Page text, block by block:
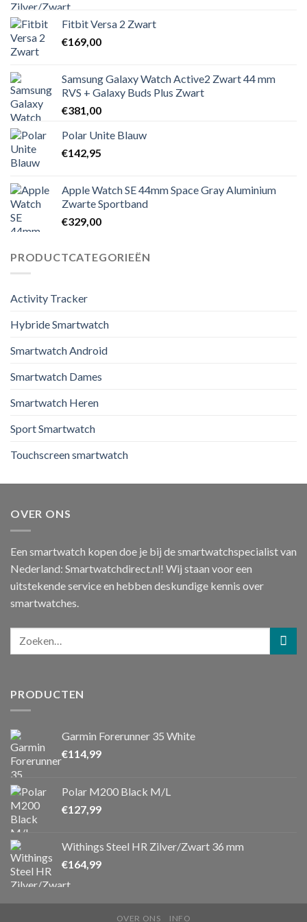
Fitbit Versa 2 Zwart
€169,00
Samsung Galaxy Watch Active2 Zwart 44 mm
RVS + Galaxy Buds Plus Zwart
€381,00
Polar Unite Blauw
€142,95
Apple Watch SE 44mm Space Gray Aluminium
Zwarte Sportband
€329,00
PRODUCTCATEGORIEËN
Activity Tracker
Hybride Smartwatch
Smartwatch Android
Smartwatch Dames
Smartwatch Heren
Sport Smartwatch
Touchscreen smartwatch
OVER ONS
Een smartwatch kopen doe je bij de smartwatchspecialist van
Nederland: Smartwatchdirect.nl! Wij staan voor een
uitstekende service en hebben deskundige kennis over
smartwatches.
PRODUCTEN
Garmin Forerunner 35 White
€114,99
Polar M200 Black M/L
€127,99
Withings Steel HR Zilver/Zwart 36 mm
€164,99
OVER ONS INFO